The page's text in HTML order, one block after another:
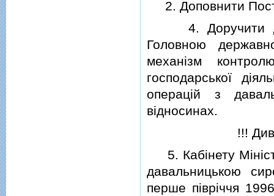
2. Доповнити
4. Доручити
Головною
механiзм
господарської
операцiй з
вiдносинах.
!!!
5. Кабiнету
давальницькою
перше пiврiччя